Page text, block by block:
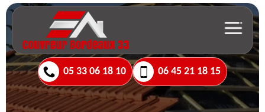
05 33 06 18 10 06 45 21 18 15